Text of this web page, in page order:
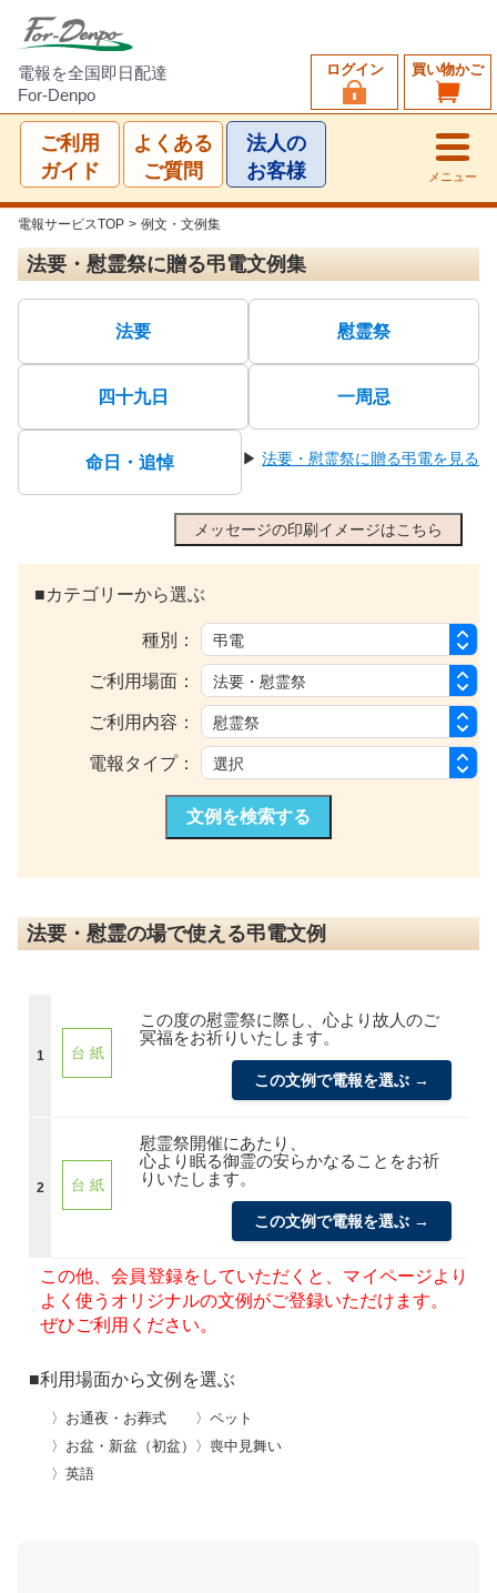
電報を全国即日配達
For-Denpo
買い物かご
ログイン
ご利用
ガイド
よくある
ご質問
法人の
お客様
メニュー
電報サービスTOP > 例文・文例集
法要・慰霊祭に贈る弔電文例集
法要 慰霊祭
四十九日 一周忌
命日・追悼 ▶ 法要・慰霊祭に贈る弔電を見る
メッセージの印刷イメージはこちら
■カテゴリーから選ぶ
種別：
ご利用場面：
ご利用内容：
電報タイプ：
文例を検索する
法要・慰霊の場で使える弔電文例
1 台 紙
この度の慰霊祭に際し、心より故人のご
冥福をお祈りいたします。
この文例で電報を選ぶ →
2 台 紙
慰霊祭開催にあたり、
心より眠る御霊の安らかなることをお祈
りいたします。
この文例で電報を選ぶ →
この他、会員登録をしていただくと、マイページより
よく使うオリジナルの文例がご登録いただけます。
ぜひご利用ください。
■利用場面から文例を選ぶ
〉お通夜・お葬式
〉ペット
〉お盆・新盆（初盆）
〉喪中見舞い
〉英語